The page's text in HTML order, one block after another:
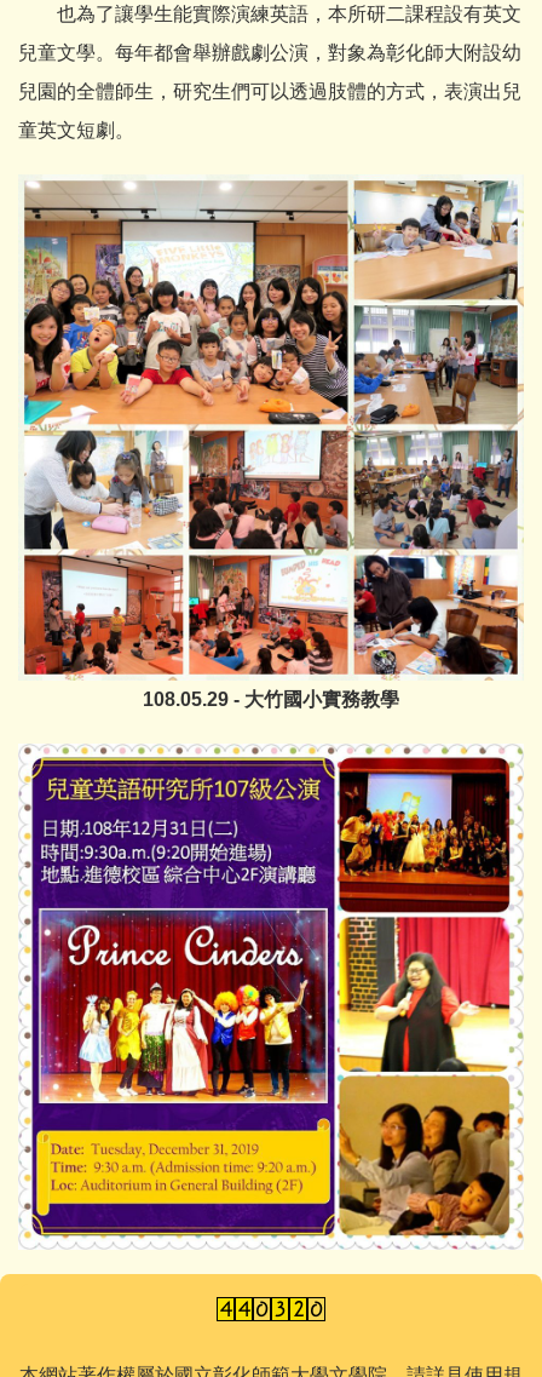
也為了讓學生能實際演練英語，本所研二課程設有英文
兒童文學。每年都會舉辦戲劇公演，對象為彰化師大附設幼
兒園的全體師生，研究生們可以透過肢體的方式，表演出兒
童英文短劇。
108.05.29 - 大竹國小實務教學